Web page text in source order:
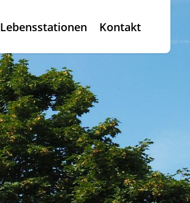
Lebensstationen Kontakt